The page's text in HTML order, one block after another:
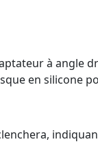
à angle
en silicone